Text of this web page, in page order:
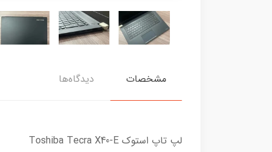
مشخصات دیدگاه‌ها
لپ تاپ استوک Toshiba Tecra X40-E